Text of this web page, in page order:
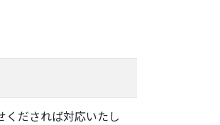
くだされば対応いたし